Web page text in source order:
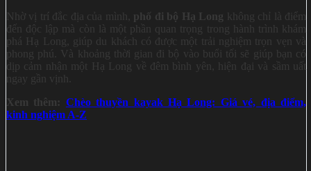
Nhờ vị trí đắc địa của mình, phố đi bộ Hạ Long không chỉ là điểm
đến độc lập mà còn là một phần quan trọng trong hành trình khám
phá Hạ Long, giúp du khách có được một trải nghiệm trọn vẹn và
phong phú. Và khoảng thời gian đi bộ vào buổi tối sẽ giúp bạn có
dịp cảm nhận một Hạ Long về đêm bình yên, hiện đại và sầm uất
ngay gần vịnh.
Xem thêm: Chèo thuyền kayak Hạ Long: Giá vé, địa điểm,
kinh nghiệm A-Z